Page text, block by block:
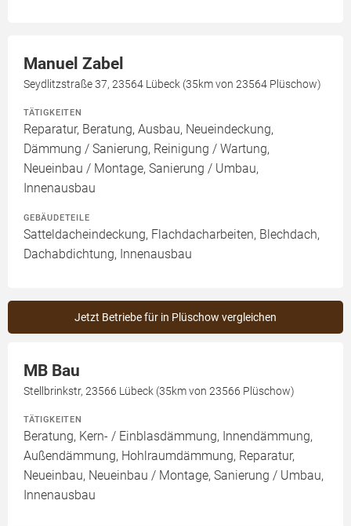
Manuel Zabel
Seydlitzstraße 37, 23564 Lübeck (35km von 23564 Plüschow)
TÄTIGKEITEN
Reparatur, Beratung, Ausbau, Neueindeckung,
Dämmung / Sanierung, Reinigung / Wartung,
Neueinbau / Montage, Sanierung / Umbau,
Innenausbau
GEBÄUDETEILE
Satteldacheindeckung, Flachdacharbeiten, Blechdach,
Dachabdichtung, Innenausbau
Jetzt Betriebe für in Plüschow vergleichen
MB Bau
Stellbrinkstr, 23566 Lübeck (35km von 23566 Plüschow)
TÄTIGKEITEN
Beratung, Kern- / Einblasdämmung, Innendämmung,
Außendämmung, Hohlraumdämmung, Reparatur,
Neueinbau, Neueinbau / Montage, Sanierung / Umbau,
Innenausbau